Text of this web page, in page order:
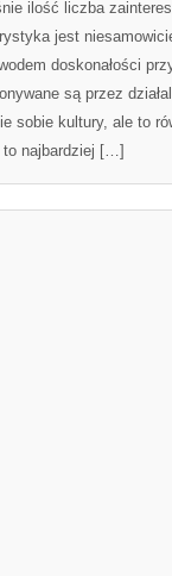
ilość liczba
jest
doskonałości
są przez
sobie kultury, ale to
to najbardziej […]